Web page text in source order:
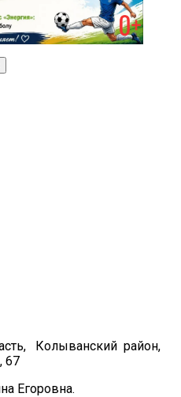
Колыванский район,
67
Егоровна.